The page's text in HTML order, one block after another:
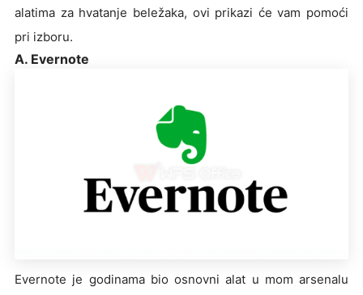
alatima za hvatanje beležaka, ovi prikazi će vam pomoći
pri izboru.
A. Evernote
Evernote je godinama bio osnovni alat u mom arsenalu